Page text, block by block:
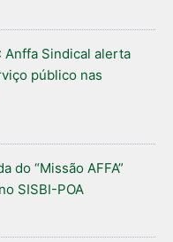
Anffa Sindical alerta
público nas
do “Missão AFFA”
SISBI-POA